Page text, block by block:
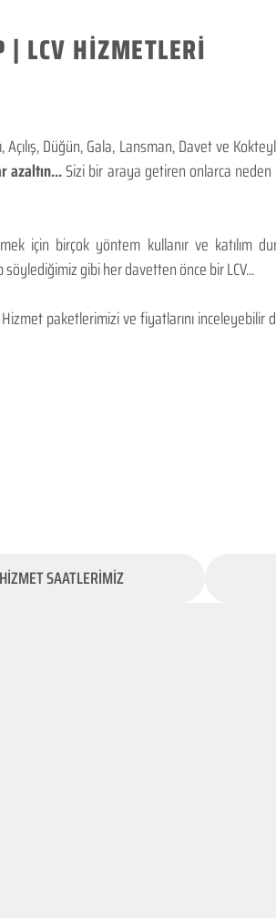
| LCV HİZMETLERİ
Düğün, Gala, Lansman, Davet ve
azaltın...Sizi bir araya getiren onlarca
için birçok yöntem kullanır ve katılım
gibi her davetten önce bir LCV...
paketlerimizi ve fiyatlarını
HİZMET SAATLERİMİZ